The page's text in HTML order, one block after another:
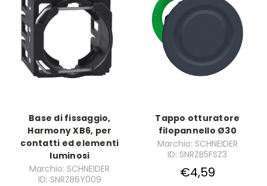
Base di fissaggio,
Harmony XB6, per
contatti ed elementi
luminosi
Marchio: SCHNEIDER
ID: SNRZB6Y009
Tappo otturatore
filopannello Ø30
Marchio: SCHNEIDER
ID: SNRZB5FSZ3
€4,59